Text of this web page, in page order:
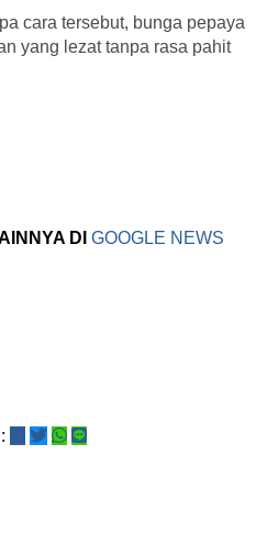
cara tersebut, bunga pepaya
yang lezat tanpa rasa pahit
DI GOOGLE NEWS